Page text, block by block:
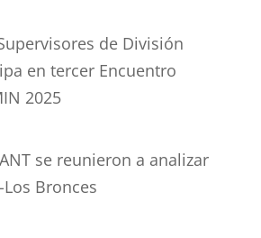
de División
en tercer Encuentro
2025
se reunieron a analizar
Bronces